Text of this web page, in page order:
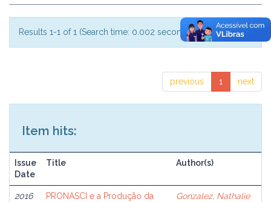
Results 1-1 of 1 (Search time: 0.002 seconds).
previous 1 next
Item hits:
Issue
Date
Title Author(s)
2016
PRONASCI e a Produção da
Gonzalez, Nathalie